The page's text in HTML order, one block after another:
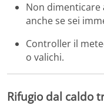
Non dimenticare
anche se sei
Controller il
o valichi.
Rifugio dal caldo